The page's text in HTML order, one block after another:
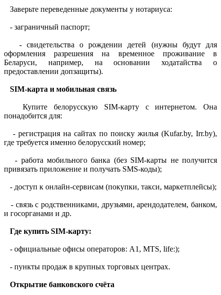
Заверьте переведенные документы у нотариуса:
- заграничный паспорт;
- свидетельства о рождении детей (нужны будут для
оформления разрешения на временное проживание в
Беларуси, например, на основании ходатайства о
предоставлении допзащиты).
SIM-карта и мобильная связь
Купите белорусскую SIM-карту с интернетом. Она
понадобится для:
- регистрация на сайтах по поиску жилья (Kufar.by, Irr.by),
где требуется именно белорусский номер;
- работа мобильного банка (без SIM-карты не получится
привязать приложение и получать SMS-коды);
- доступ к онлайн-сервисам (покупки, такси, маркетплейсы);
- связь с родственниками, друзьями, арендодателем, банком,
и госорганами и др.
Где купить SIM-карту:
- официальные офисы операторов: A1, MTS, life:);
- пункты продаж в крупных торговых центрах.
Открытие банковского счёта